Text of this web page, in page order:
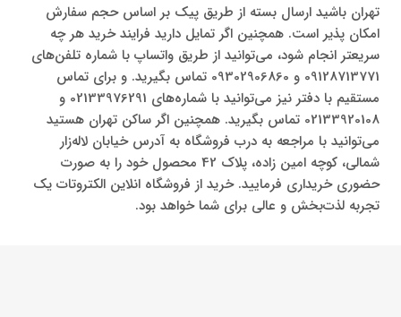
تهران باشید ارسال بسته از طریق پیک بر اساس حجم سفارش
امکان پذیر است. همچنین اگر تمایل دارید فرایند خرید هر چه
سریعتر انجام شود، می‌توانید از طریق واتساپ با شماره‌ تلفن‌های
09128713771 و 09302906860 تماس بگیرید. و برای تماس
مستقیم با دفتر نیز می‌توانید با شماره‌های 02133976291 و
02133920108 تماس بگیرید. همچنین اگر ساکن تهران هستید
می‌توانید با مراجعه به درب فروشگاه به آدرس خیابان لاله‌زار
شمالی، کوچه امین زاده، پلاک 42 محصول خود را به صورت
حضوری خریداری فرمایید. خرید از فروشگاه انلاین الکتروتات یک
تجربه لذت‌بخش و عالی برای شما خواهد بود.